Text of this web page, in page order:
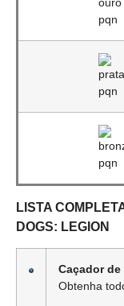
LISTA
DOGS: LEGION
Caçador
Obtenha